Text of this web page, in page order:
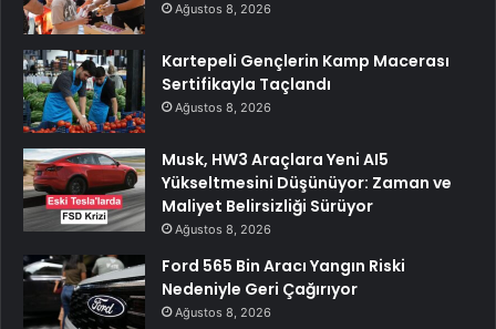
Ağustos 8, 2026
Kartepeli Gençlerin Kamp Macerası
Sertifikayla Taçlandı
Ağustos 8, 2026
Musk, HW3 Araçlara Yeni AI5
Yükseltmesini Düşünüyor: Zaman ve
Maliyet Belirsizliği Sürüyor
Ağustos 8, 2026
Ford 565 Bin Aracı Yangın Riski
Nedeniyle Geri Çağırıyor
Ağustos 8, 2026